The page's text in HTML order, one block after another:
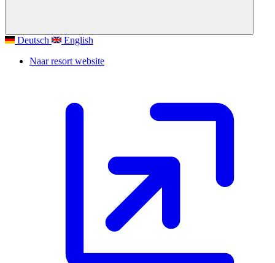
Deutsch
English
Naar resort website